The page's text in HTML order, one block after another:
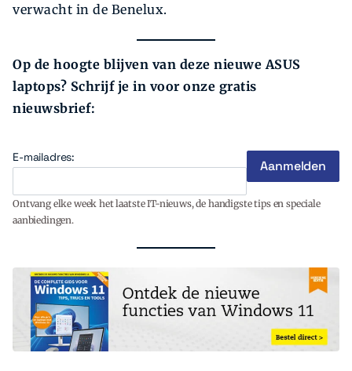
verwacht in de Benelux.
Op de hoogte blijven van deze nieuwe ASUS
laptops? Schrijf je in voor onze gratis
nieuwsbrief:
E-mailadres:
Ontvang elke week het laatste IT-nieuws, de handigste tips en speciale
aanbiedingen.